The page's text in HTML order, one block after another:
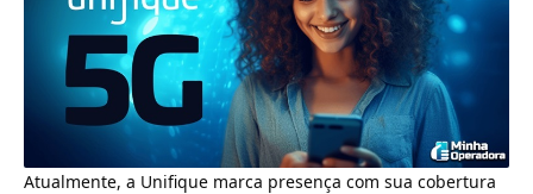
Atualmente, a Unifique marca presença com sua cobertura